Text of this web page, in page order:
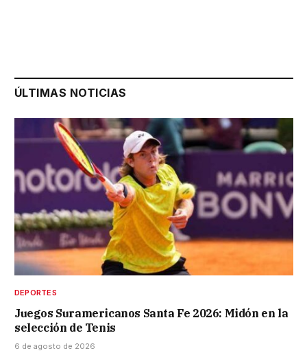
ÚLTIMAS NOTICIAS
DEPORTES
Juegos Suramericanos Santa Fe 2026: Midón en la
selección de Tenis
6 de agosto de 2026